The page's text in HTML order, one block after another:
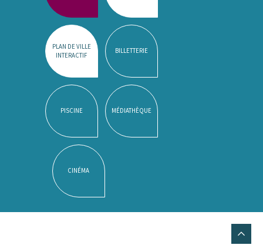
PLAN DE VILLE
INTERACTIF
BILLETTERIE
PISCINE MÉDIATHÈQUE
CINÉMA